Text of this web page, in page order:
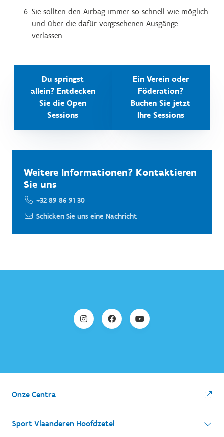
Sie sollten den Airbag immer so schnell wie möglich
und über die dafür vorgesehenen Ausgänge
verlassen.
Du springst
allein? Entdecken
Sie die Open
Sessions
Ein Verein oder
Föderation?
Buchen Sie jetzt
Ihre Sessions
Weitere Informationen? Kontaktieren
Sie uns
+32 89 86 91 30
Schicken Sie uns eine Nachricht
Onze Centra
Sport Vlaanderen Hoofdzetel